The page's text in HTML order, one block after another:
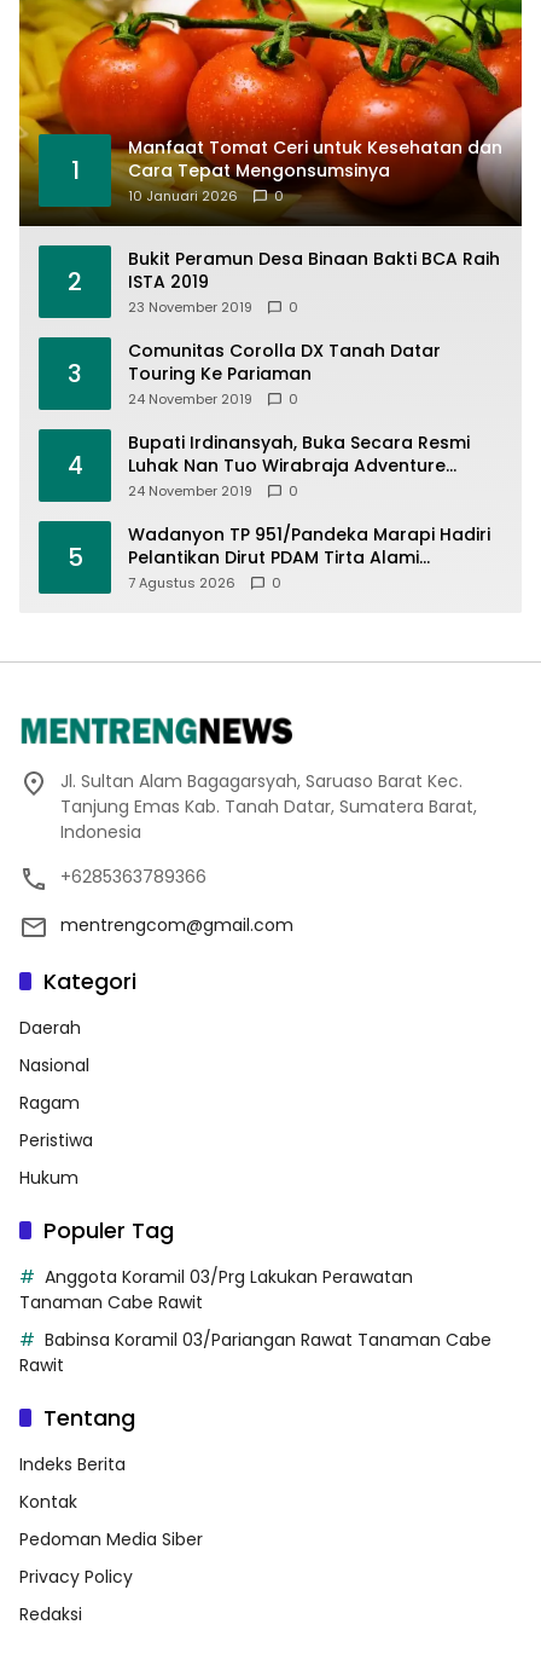
1
Manfaat Tomat Ceri untuk Kesehatan dan
Cara Tepat Mengonsumsinya
10 Januari 2026 0
2
Bukit Peramun Desa Binaan Bakti BCA Raih
ISTA 2019
23 November 2019 0
3
Comunitas Corolla DX Tanah Datar
Touring Ke Pariaman
24 November 2019 0
4
Bupati Irdinansyah, Buka Secara Resmi
Luhak Nan Tuo Wirabraja Adventure
Offroad 2019
24 November 2019 0
5
Wadanyon TP 951/Pandeka Marapi Hadiri
Pelantikan Dirut PDAM Tirta Alami
Batusangkar, Dukung Sinergi BUMD dan
7 Agustus 2026 0
Jl. Sultan Alam Bagagarsyah, Saruaso Barat Kec.
Tanjung Emas Kab. Tanah Datar, Sumatera Barat,
Indonesia
+6285363789366
mentrengcom@gmail.com
Kategori
Daerah
Nasional
Ragam
Peristiwa
Hukum
Populer Tag
Anggota Koramil 03/Prg Lakukan Perawatan
Tanaman Cabe Rawit
Babinsa Koramil 03/Pariangan Rawat Tanaman Cabe
Rawit
Tentang
Indeks Berita
Kontak
Pedoman Media Siber
Privacy Policy
Redaksi